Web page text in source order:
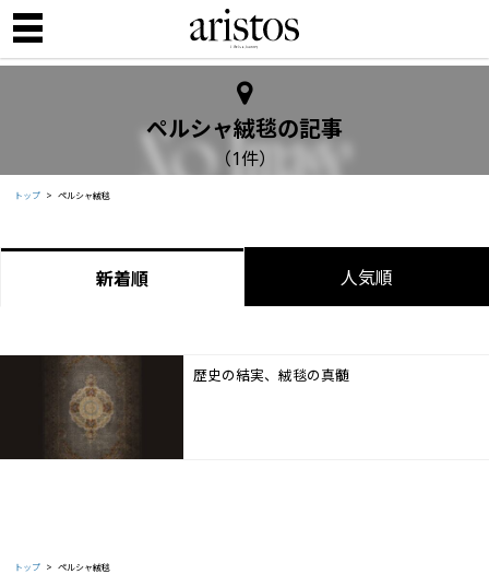
ペルシャ絨毯の記事
（1件）
トップ ペルシャ絨毯
新着順 人気順
歴史の結実、絨毯の真髄
トップ ペルシャ絨毯